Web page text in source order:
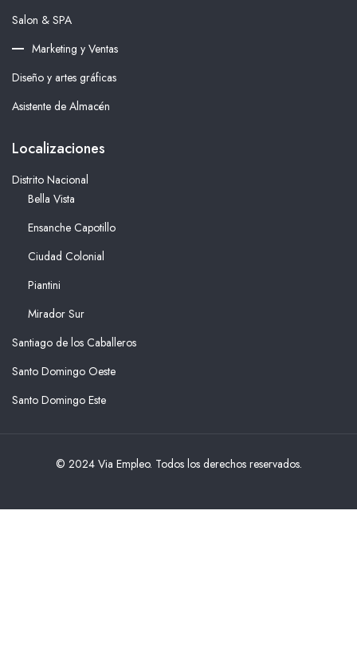
Salon & SPA
Marketing y Ventas
Diseño y artes gráficas
Asistente de Almacén
Localizaciones
Distrito Nacional
Bella Vista
Ensanche Capotillo
Ciudad Colonial
Piantini
Mirador Sur
Santiago de los Caballeros
Santo Domingo Oeste
Santo Domingo Este
© 2024 Via Empleo. Todos los derechos reservados.